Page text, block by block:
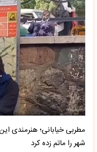
مطربی خیابانی؛ هنرمندی این
شهر را ماتم زده کرد